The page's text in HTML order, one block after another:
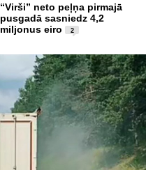
“Virši” neto peļņa pirmajā
pusgadā sasniedz 4,2
miljonus eiro
2